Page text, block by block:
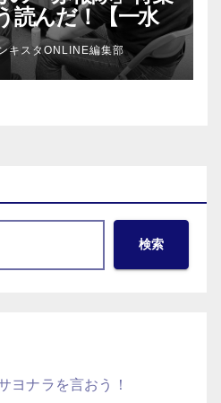
読んだ！【一水
キスタONLINE編集部
検索
ヨナラを言おう！